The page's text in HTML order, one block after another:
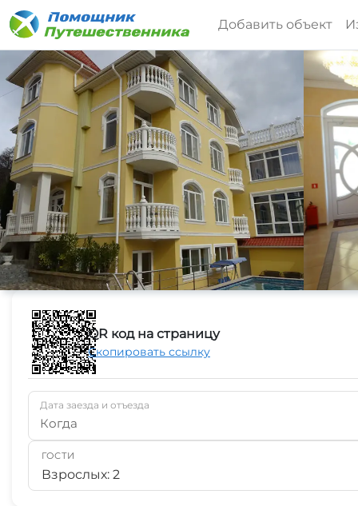
Добавить объект
QR код на страницу
Скопировать ссылку
Дата заезда и отъезда
Когда
ГОСТИ
Взрослых: 2